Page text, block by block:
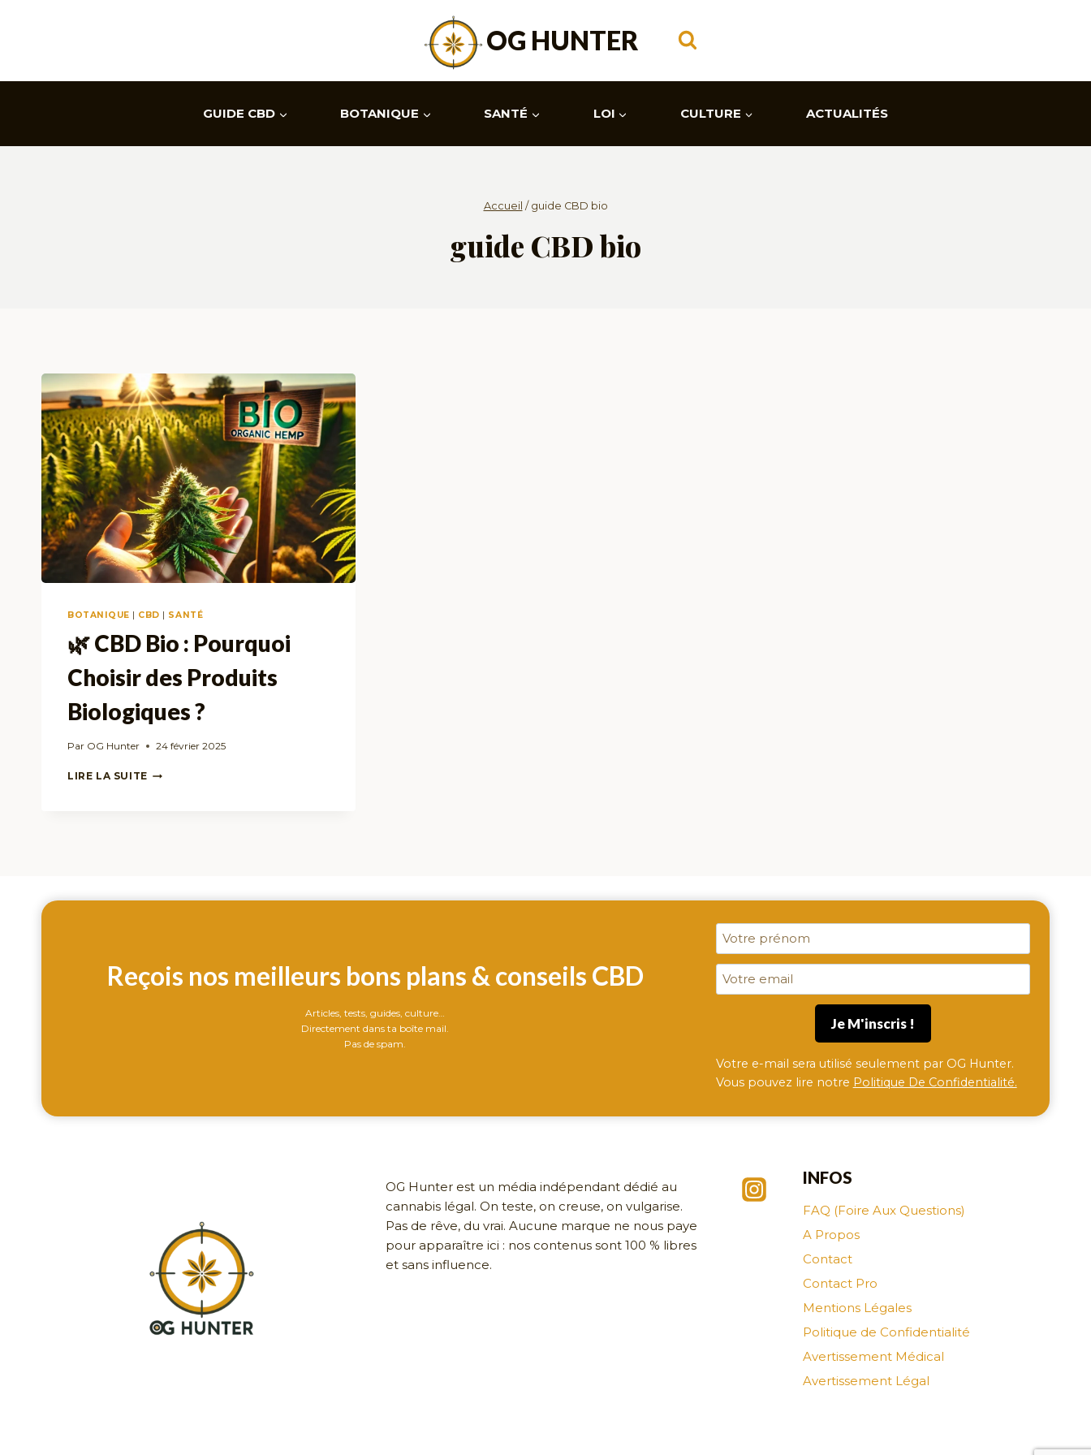
OG HUNTER
GUIDE CBD BOTANIQUE SANTÉ LOI CULTURE ACTUALITÉS
Accueil / guide CBD bio
guide CBD bio
BOTANIQUE CBD SANTÉ
🌿 CBD Bio : Pourquoi
Choisir des Produits
Biologiques ?
Par OG Hunter 24 février 2025
LIRE LA SUITE🌿
Reçois nos meilleurs bons plans & conseils CBD
Articles, tests, guides, culture…
Directement dans ta boîte mail.
Pas de spam.
Votre e-mail sera utilisé seulement par OG Hunter.
Vous pouvez lire notre Politique De Confidentialité.
OG Hunter est un média indépendant dédié au
cannabis légal. On teste, on creuse, on vulgarise.
Pas de rêve, du vrai. Aucune marque ne nous paye
pour apparaître ici : nos contenus sont 100 % libres
et sans influence.
INFOS
FAQ (Foire Aux Questions)
A Propos
Contact
Contact Pro
Mentions Légales
Politique de Confidentialité
Avertissement Médical
Avertissement Légal